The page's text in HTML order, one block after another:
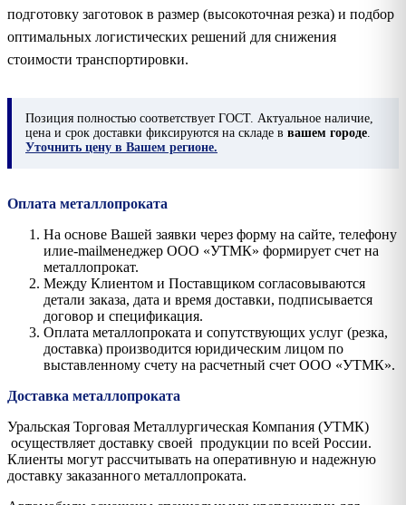
подготовку заготовок в размер (высокоточная резка) и подбор
оптимальных логистических решений для снижения
стоимости транспортировки.
Позиция полностью соответствует ГОСТ. Актуальное наличие,
цена и срок доставки фиксируются на складе в вашем городе
Уточнить цену в Вашем регионе.
Оплата металлопроката
На основе Вашей заявки через форму на сайте, телефону
илиe-mailменеджер ООО «УТМК» формирует счет на
металлопрокат.
Между Клиентом и Поставщиком согласовываются
детали заказа, дата и время доставки, подписывается
договор и спецификация.
Оплата металлопроката и сопутствующих услуг (резка,
доставка) производится юридическим лицом по
выставленному счету на расчетный счет ООО «УТМК».
Доставка металлопроката
Уральская Торговая Металлургическая Компания (УТМК)
осуществляет доставку своей продукции по всей России.
Клиенты могут рассчитывать на оперативную и надежную
доставку заказанного металлопроката.